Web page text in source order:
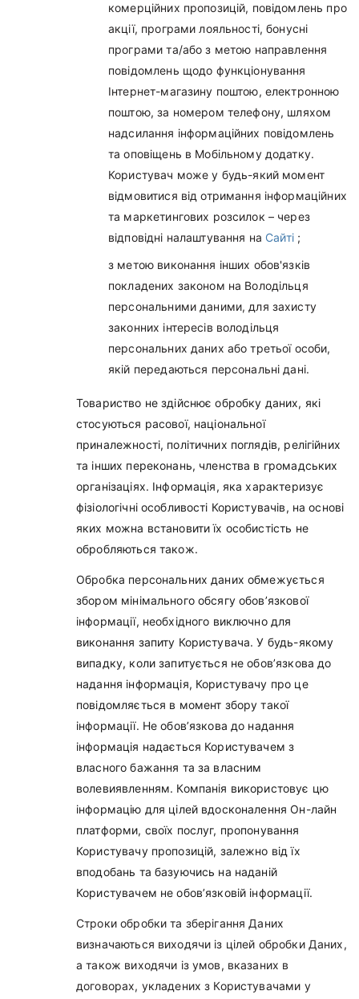
комерційних пропозицій, повідомлень про
акції, програми лояльності, бонусні
програми та/або з метою направлення
повідомлень щодо функціонування
Інтернет-магазину поштою, електронною
поштою, за номером телефону, шляхом
надсилання інформаційних повідомлень
та оповіщень в Мобільному додатку.
Користувач може у будь-який момент
відмовитися від отримання інформаційних
та маркетингових розсилок – через
відповідні налаштування на Сайті;
з метою виконання інших обов'язків
покладених законом на Володільця
персональними даними, для захисту
законних інтересів володільця
персональних даних або третьої особи,
якій передаються персональні дані.
Товариство не здійснює обробку даних, які
стосуються расової, національної
приналежності, політичних поглядів, релігійних
та інших переконань, членства в громадських
організаціях. Інформація, яка характеризує
фізіологічні особливості Користувачів, на основі
яких можна встановити їх особистість не
обробляються також.
Обробка персональних даних обмежується
збором мінімального обсягу обов’язкової
інформації, необхідного виключно для
виконання запиту Користувача. У будь-якому
випадку, коли запитується не обов’язкова до
надання інформація, Користувачу про це
повідомляється в момент збору такої
інформації. Не обов’язкова до надання
інформація надається Користувачем з
власного бажання та за власним
волевиявленням. Компанія використовує цю
інформацію для цілей вдосконалення Он-лайн
платформи, своїх послуг, пропонування
Користувачу пропозицій, залежно від їх
вподобань та базуючись на наданій
Користувачем не обов’язковій інформації.
Строки обробки та зберігання Даних
визначаються виходячи із цілей обробки Даних,
а також виходячи із умов, вказаних в
договорах, укладених з Користувачами у